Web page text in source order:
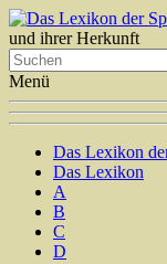
und ihrer Herkunft
Menü
Das Lexikon
Das Lexikon
A
B
C
D